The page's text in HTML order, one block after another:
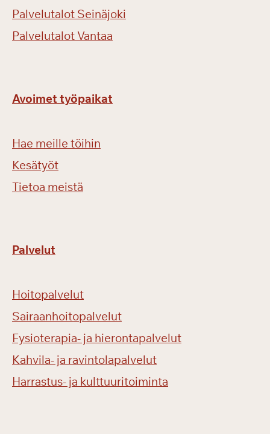
Palvelutalot Seinäjoki
Palvelutalot Vantaa
Avoimet työpaikat
Hae meille töihin
Kesätyöt
Tietoa meistä
Palvelut
Hoitopalvelut
Sairaanhoitopalvelut
Fysioterapia- ja hierontapalvelut
Kahvila- ja ravintolapalvelut
Harrastus- ja kulttuuritoiminta